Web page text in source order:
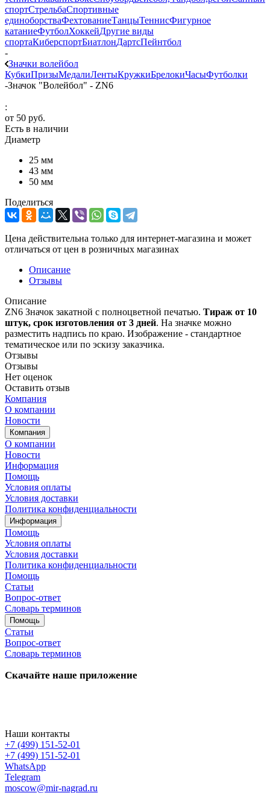
спортСтрельбаСпортивные
единоборстваФехтованиеТанцыТеннисФигурное
катаниеФутболХоккейДругие виды
спортаКиберспортБиатлонДартсПейнтбол
-
Значки волейбол
КубкиПризыМедалиЛентыКружкиБрелокиЧасыФутболки
-Значок "Волейбол" - ZN6
:
от 50 руб.
Есть в наличии
Диаметр
25 мм
43 мм
50 мм
Поделиться
Цена действительна только для интернет-магазина и может
отличаться от цен в розничных магазинах
Описание
Отзывы
Описание
ZN6 Значок закатной с полноцветной печатью. Тираж от 10
штук, срок изготовления от 3 дней. На значке можно
разместить надпись по краю. Изображение - стандартное
тематическое или по эскизу заказчика.
Отзывы
Отзывы
Нет оценок
Оставить отзыв
Компания
О компании
Новости
Компания
О компании
Новости
Информация
Помощь
Условия оплаты
Условия доставки
Политика конфиденциальности
Информация
Помощь
Условия оплаты
Условия доставки
Политика конфиденциальности
Помощь
Статьи
Вопрос-ответ
Словарь терминов
Помощь
Статьи
Вопрос-ответ
Словарь терминов
Скачайте наше приложение
Наши контакты
+7 (499) 151-52-01
+7 (499) 151-52-01
WhatsApp
Telegram
moscow@mir-nagrad.ru